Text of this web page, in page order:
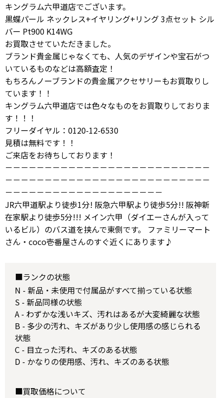
キングラム六甲道店でございます。
黒蝶パール ネックレス+イヤリング+リング 3点セット シル
バー Pt900 K14WG
お買取させていただきました。
ブランド貴金属じゃなくても、人気のデザインや宝石がつ
いているものなどは高額査定！
もちろんノーブランドの貴金属アクセサリーもお買取りし
ています！！
キングラム六甲道店では色々なものをお買取りしておりま
す！！！
フリーダイヤル：0120-12-6530
見積は無料です！！
ご来店をお待ちしております！
－－－－－－－－－－－－－－－－－－－－－－－－－－
－－－－－－－－－－－－－－－－－－－－－－－－－－
－－－－－－－－－－－－－－－－－－－－
JR六甲道駅より徒歩1分! 阪急六甲駅より徒歩5分!! 阪神新
在家駅より徒歩5分!!! メイン六甲（ダイエーさんが入って
いるビル）のバス道を挟んで東側です。 ファミリーマート
さん・coco壱番屋さんのすぐ近くにあります♪
■ランクの状態
N - 新品・未使用で付属品がすべて揃っている状態
S - 新品同様の状態
A - わずかな浅いキズ、汚れはあるが大変綺麗な状態
B - 多少の汚れ、キズがあり少し使用感の感じられる
状態
C - 目立った汚れ、キズのある状態
D - かなりの使用感、汚れ、キズのある状態
■買取価格について